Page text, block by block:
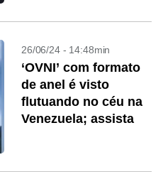
26/06/24 - 14:48min
‘OVNI’ com formato
de anel é visto
flutuando no céu na
Venezuela; assista